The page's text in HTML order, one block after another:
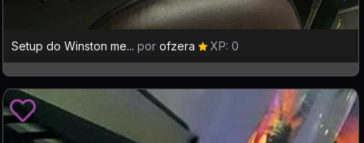
Setup do Winston me... por ofzera XP: 0